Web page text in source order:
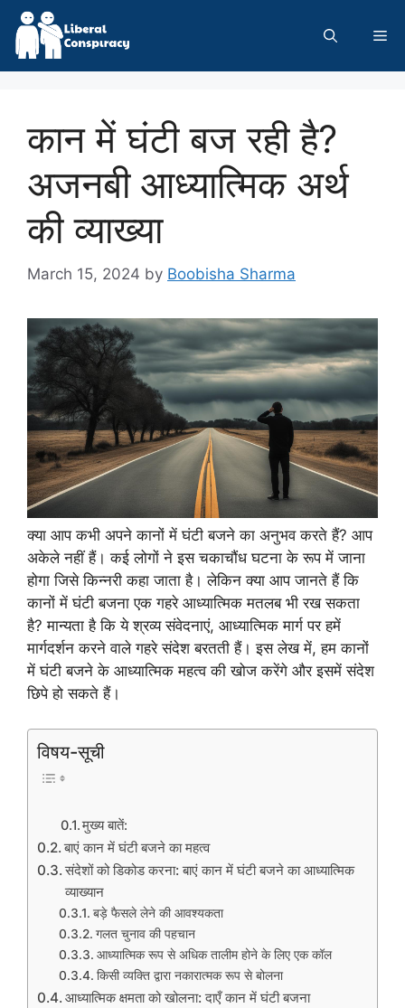
Skip
content
कान में घंटी बज रही है?
अजनबी आध्यात्मिक अर्थ
की व्याख्या
March 15, 2024 by Boobisha Sharma
क्या आप कभी अपने कानों में घंटी बजने का अनुभव करते हैं? आप
अकेले नहीं हैं। कई लोगों ने इस चकाचौंध घटना के रूप में जाना
होगा जिसे किन्नरी कहा जाता है। लेकिन क्या आप जानते हैं कि
कानों में घंटी बजना एक गहरे आध्यात्मिक मतलब भी रख सकता
है? मान्यता है कि ये श्रव्य संवेदनाएं, आध्यात्मिक मार्ग पर हमें
मार्गदर्शन करने वाले गहरे संदेश बरतती हैं। इस लेख में, हम कानों
में घंटी बजने के आध्यात्मिक महत्व की खोज करेंगे और इसमें संदेश
छिपे हो सकते हैं।
विषय-सूची
मुख्य बातें:
बाएं कान में घंटी बजने का महत्व
संदेशों को डिकोड करना: बाएं कान में घंटी बजने का आध्यात्मिक
व्याख्यान
बड़े फैसले लेने की आवश्यकता
गलत चुनाव की पहचान
आध्यात्मिक रूप से अधिक तालीम होने के लिए एक कॉल
किसी व्यक्ति द्वारा नकारात्मक रूप से बोलना
आध्यात्मिक क्षमता को खोलना: दाएँ कान में घंटी बजना